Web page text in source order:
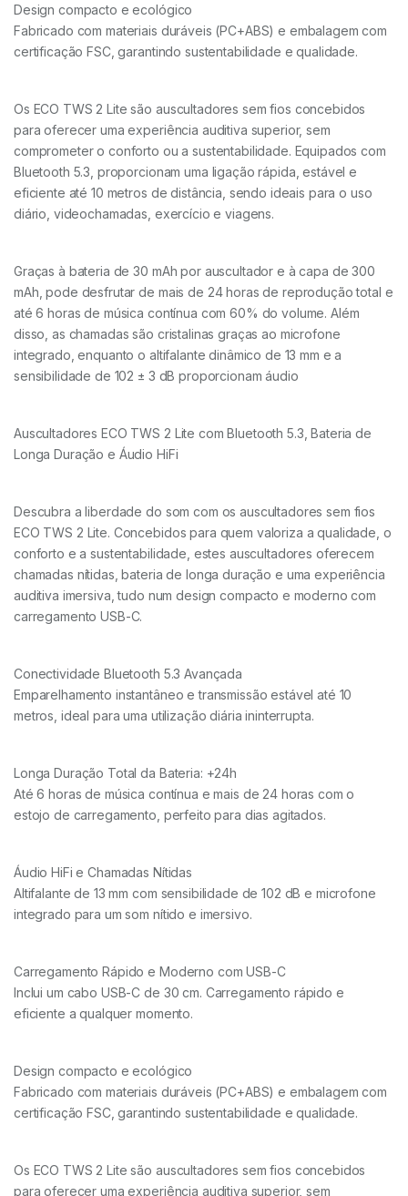
Design compacto e ecológico
Fabricado com materiais duráveis (PC+ABS) e embalagem com
certificação FSC, garantindo sustentabilidade e qualidade.
Os ECO TWS 2 Lite são auscultadores sem fios concebidos
para oferecer uma experiência auditiva superior, sem
comprometer o conforto ou a sustentabilidade. Equipados com
Bluetooth 5.3, proporcionam uma ligação rápida, estável e
eficiente até 10 metros de distância, sendo ideais para o uso
diário, videochamadas, exercício e viagens.
Graças à bateria de 30 mAh por auscultador e à capa de 300
mAh, pode desfrutar de mais de 24 horas de reprodução total e
até 6 horas de música contínua com 60% do volume. Além
disso, as chamadas são cristalinas graças ao microfone
integrado, enquanto o altifalante dinâmico de 13 mm e a
sensibilidade de 102 ± 3 dB proporcionam áudio
Auscultadores ECO TWS 2 Lite com Bluetooth 5.3, Bateria de
Longa Duração e Áudio HiFi
Descubra a liberdade do som com os auscultadores sem fios
ECO TWS 2 Lite. Concebidos para quem valoriza a qualidade, o
conforto e a sustentabilidade, estes auscultadores oferecem
chamadas nítidas, bateria de longa duração e uma experiência
auditiva imersiva, tudo num design compacto e moderno com
carregamento USB-C.
Conectividade Bluetooth 5.3 Avançada
Emparelhamento instantâneo e transmissão estável até 10
metros, ideal para uma utilização diária ininterrupta.
Longa Duração Total da Bateria: +24h
Até 6 horas de música contínua e mais de 24 horas com o
estojo de carregamento, perfeito para dias agitados.
Áudio HiFi e Chamadas Nítidas
Altifalante de 13 mm com sensibilidade de 102 dB e microfone
integrado para um som nítido e imersivo.
Carregamento Rápido e Moderno com USB-C
Inclui um cabo USB-C de 30 cm. Carregamento rápido e
eficiente a qualquer momento.
Design compacto e ecológico
Fabricado com materiais duráveis (PC+ABS) e embalagem com
certificação FSC, garantindo sustentabilidade e qualidade.
Os ECO TWS 2 Lite são auscultadores sem fios concebidos
para oferecer uma experiência auditiva superior, sem